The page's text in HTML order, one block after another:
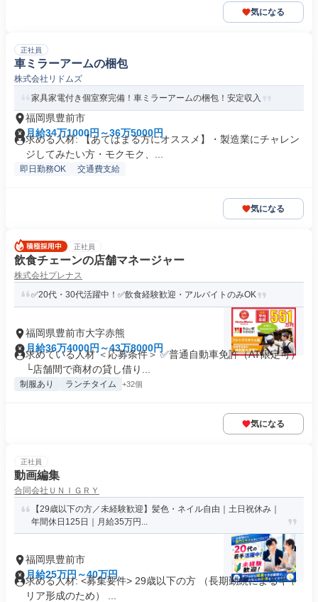
気になる
正社員
車ミラーアームの梱包
株式会社リドムズ
家具家電付き個室寮完備！車ミラーアームの梱包！安定収入
福岡県豊前市
月給34万1000円～36万5000円
求める人材: 【あてはまる方にオススメ】・製造業にチャレン
ジしてみたい方・モクモク、...
即日勤務OK 交通費支給
気になる
正社員
飲食チェーンの店舗マネージャー
株式会社プレナス
✅20代・30代活躍中！✅飲食経験歓迎・アルバイトのみOK
福岡県豊前市大字赤熊
月給36万4000円～43万8000円
求めている人材 ＜応募条件＞ ✅普通自動車免許（AT限定可）
└店舗間で商材の貸し借り...
制服あり ランチタイム +32個
気になる
正社員
動画編集
合同会社ＵＮＩＧＲＹ
【29歳以下の方／未経験歓迎】髪色・ネイル自由｜土日祝休み｜
年間休日125日｜月給35万円...
福岡県豊前市
月給25万円～40万円
求める人材: <募集要件> 29歳以下の方 （長期勤続によるキャ
リア形成のため） ...